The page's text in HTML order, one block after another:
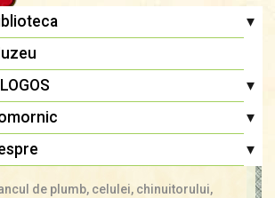
▾
Fr. Ioan Marini
▾
Lupta cea bună
Multimedia
▾
▾
bLOGOS
Cuvântul..."
apropia Săptămâna
1959
de plumb, celulei, chinuitorului,